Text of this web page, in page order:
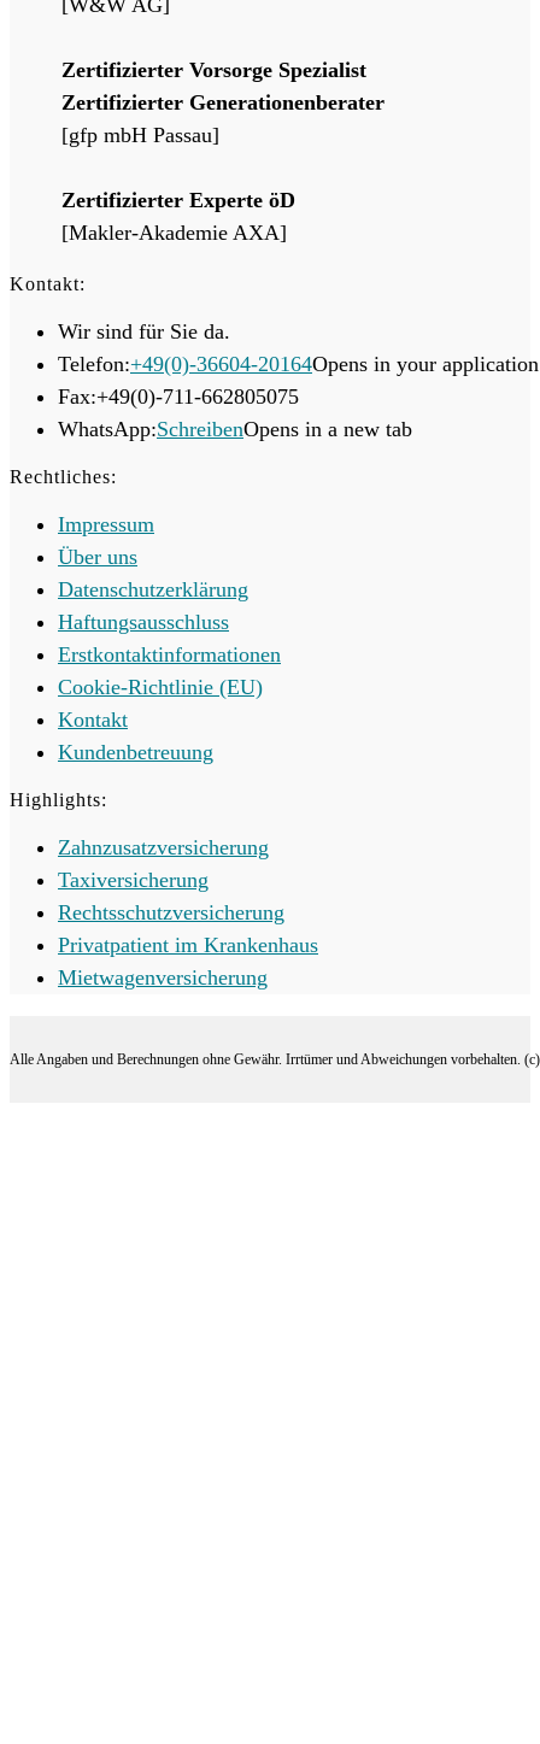
Zertifizierter Vorsorge Spezialist
Zertifizierter Generationenberater
[gfp mbH Passau]
Zertifizierter Experte öD
[Makler-Akademie AXA]
Kontakt:
Wir sind für Sie da.
Telefon:+49(0)-36604-20164Opens in your application
Fax:+49(0)-711-662805075
WhatsApp:SchreibenOpens in a new tab
Rechtliches:
Impressum
Über uns
Datenschutzerklärung
Haftungsausschluss
Erstkontaktinformationen
Cookie-Richtlinie (EU)
Kontakt
Kundenbetreuung
Highlights:
Zahnzusatzversicherung
Taxiversicherung
Rechtsschutzversicherung
Privatpatient im Krankenhaus
Mietwagenversicherung
Alle Angaben und Berechnungen ohne Gewähr. Irrtümer und Abweichungen vorbehalten.